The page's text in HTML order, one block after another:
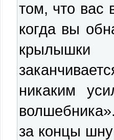
том, что вас
когда вы
крылышки
никаким
за концы